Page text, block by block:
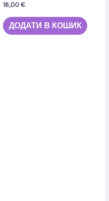
16,00€
ДОДАТИ В КОШИК